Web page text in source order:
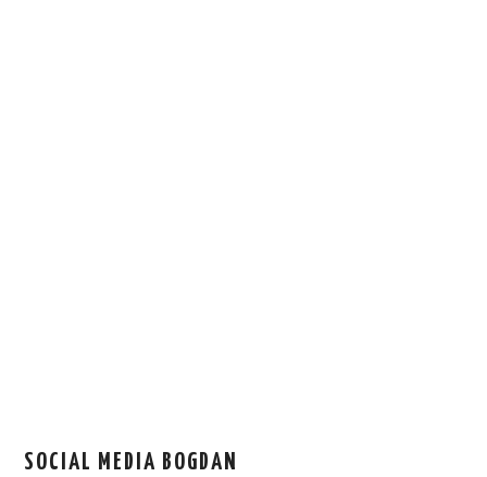
SOCIAL MEDIA BOGDAN